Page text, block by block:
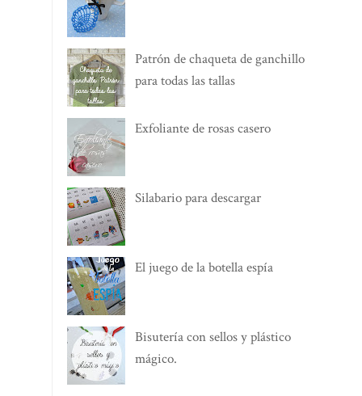
Patrón de chaqueta de ganchillo
para todas las tallas
Exfoliante de rosas casero
Silabario para descargar
El juego de la botella espía
Bisutería con sellos y plástico
mágico.